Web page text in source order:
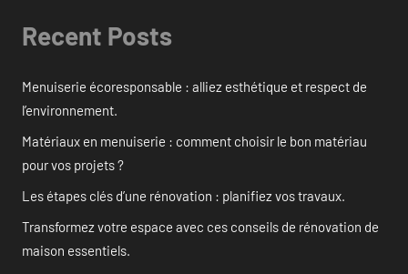
Recent Posts
Menuiserie écoresponsable : alliez esthétique et respect de
l’environnement.
Matériaux en menuiserie : comment choisir le bon matériau
pour vos projets ?
Les étapes clés d’une rénovation : planifiez vos travaux.
Transformez votre espace avec ces conseils de rénovation de
maison essentiels.